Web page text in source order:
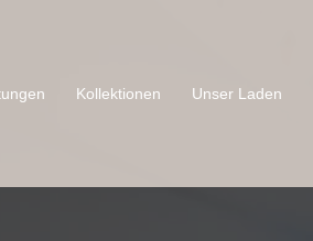
Kollektionen Unser Laden